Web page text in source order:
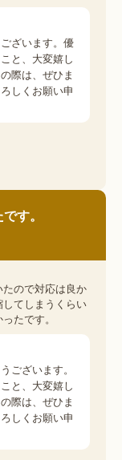
ざいます。優
と、大変嬉し
際は、ぜひま
しくお願い申
す。
ので対応は良か
てしまうくらい
たです。
ございます。
と、大変嬉し
際は、ぜひま
しくお願い申